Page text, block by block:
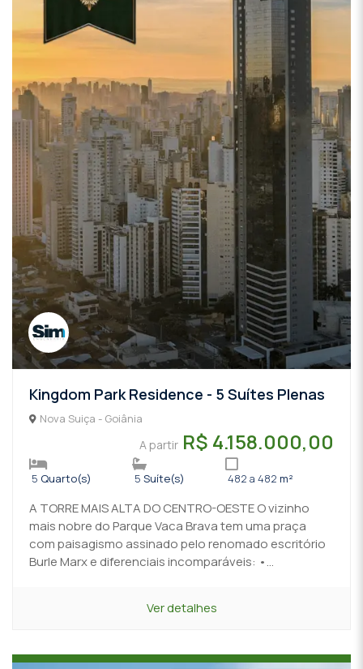
Kingdom Park Residence - 5 Suítes Plenas
Nova Suiça - Goiânia
A partir R$ 4.158.000,00
5 Quarto(s) 5 Suíte(s) 482 a 482 m²
A TORRE MAIS ALTA DO CENTRO-OESTE O vizinho
mais nobre do Parque Vaca Brava tem uma praça
com paisagismo assinado pelo renomado escritório
Burle Marx e diferenciais incomparáveis: •...
Ver detalhes